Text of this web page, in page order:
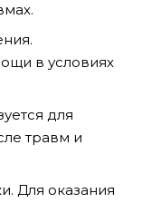
в условиях
для
травм и
Для оказания